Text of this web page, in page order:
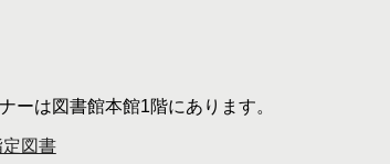
ーは図書館本館1階にあります。
図書